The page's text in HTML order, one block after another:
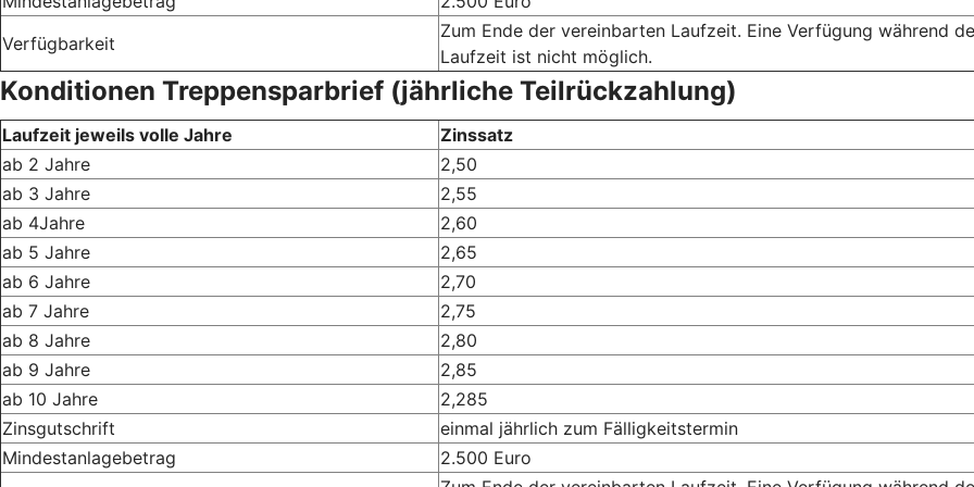
Verfügbarkeit
Zum Ende der vereinbarten Laufzeit. Eine Verfügung während
Laufzeit ist nicht möglich.
Konditionen Treppensparbrief (jährliche Teilrückzahlung)
Laufzeit jeweils volle Jahre
Zinssatz
ab 2 Jahre
2,50
ab 3 Jahre
2,55
ab 4Jahre
2,60
ab 5 Jahre
2,65
ab 6 Jahre
2,70
ab 7 Jahre
2,75
ab 8 Jahre
2,80
ab 9 Jahre
2,85
ab 10 Jahre
2,285
Zinsgutschrift
einmal jährlich zum Fälligkeitstermin
Mindestanlagebetrag
2.500 Euro